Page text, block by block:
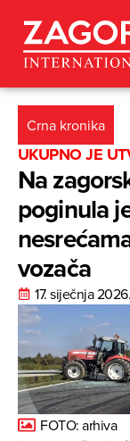
Crna kronika
UKUPNO JE
Na
poginula
vozača
17. siječnja
FOTO: arhiva